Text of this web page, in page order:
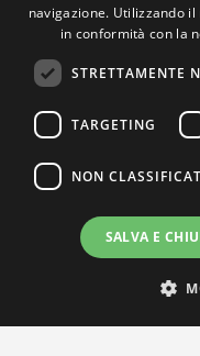
navigazione. Utilizzando
in conformità con la
STRETTAMENTE
TARGETING
NON
SALVA E